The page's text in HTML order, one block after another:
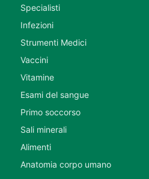
Specialisti
Infezioni
Strumenti Medici
Vaccini
Vitamine
Esami del sangue
Primo soccorso
Sali minerali
Alimenti
Anatomia corpo umano